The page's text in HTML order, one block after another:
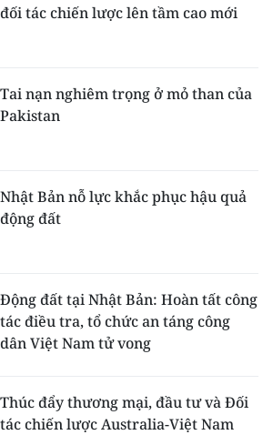
đối tác chiến lược lên tầm cao mới
Tai nạn nghiêm trọng ở mỏ than của
Pakistan
Nhật Bản nỗ lực khắc phục hậu quả
động đất
Động đất tại Nhật Bản: Hoàn tất công
tác điều tra, tổ chức an táng công
dân Việt Nam tử vong
Thúc đẩy thương mại, đầu tư và Đối
tác chiến lược Australia-Việt Nam